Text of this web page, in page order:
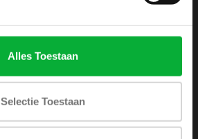
Alles Toestaan
Selectie Toestaan
Disclaimer
Privacy Policy
Sitemap